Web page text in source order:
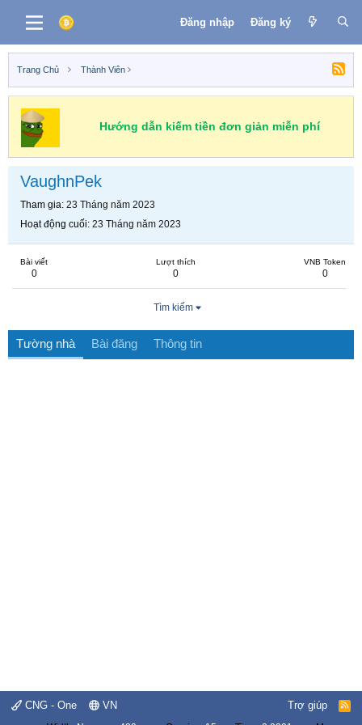
Đăng nhập Đăng ký
Trang Chủ Thành Viên
Hướng dẫn kiếm tiền đơn giản miễn phí
VaughnPek
Tham gia 23 Tháng năm 2023
Hoạt động cuối 23 Tháng năm 2023
Bài viết
0
Lượt thích
0
VNB Token
0
Tìm kiếm
Tường nhà Bài đăng Thông tin
CNG - One VN Trợ giúp
R